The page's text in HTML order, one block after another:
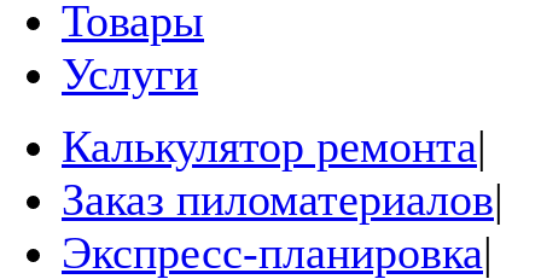
Товары
Услуги
Калькулятор ремонта|
Заказ пиломатериалов|
Экспресс-планировка|